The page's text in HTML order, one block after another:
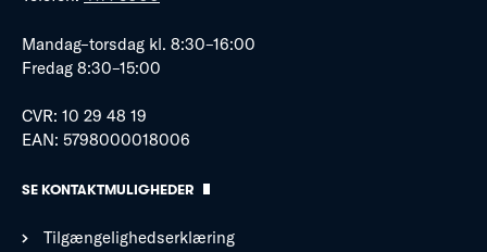
Mandag–torsdag kl. 8:30–16:00
Fredag 8:30–15:00
CVR: 10 29 48 19
EAN: 5798000018006
SE KONTAKTMULIGHEDER
Tilgængelighedserklæring